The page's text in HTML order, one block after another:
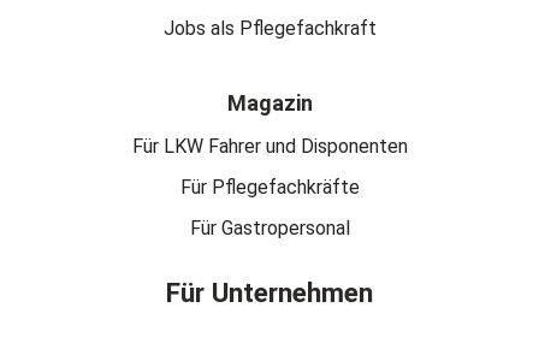
Jobs als Pflegefachkraft
Magazin
Für LKW Fahrer und Disponenten
Für Pflegefachkräfte
Für Gastropersonal
Für Unternehmen